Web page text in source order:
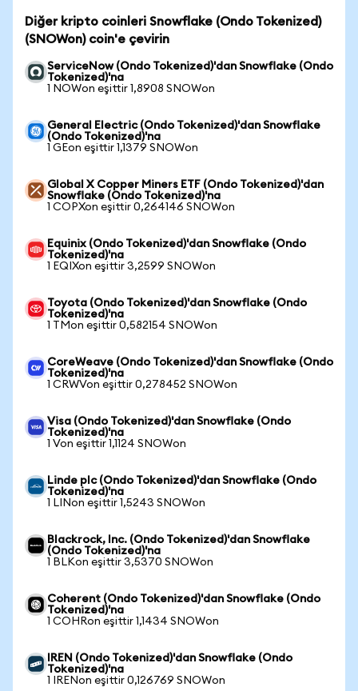
Diğer kripto coinleri Snowflake (Ondo Tokenized)
(SNOWon) coin'e çevirin
ServiceNow (Ondo Tokenized)'dan Snowflake (Ondo
Tokenized)'na
1 NOWon eşittir 1,8908 SNOWon
General Electric (Ondo Tokenized)'dan Snowflake
(Ondo Tokenized)'na
1 GEon eşittir 1,1379 SNOWon
Global X Copper Miners ETF (Ondo Tokenized)'dan
Snowflake (Ondo Tokenized)'na
1 COPXon eşittir 0,264146 SNOWon
Equinix (Ondo Tokenized)'dan Snowflake (Ondo
Tokenized)'na
1 EQIXon eşittir 3,2599 SNOWon
Toyota (Ondo Tokenized)'dan Snowflake (Ondo
Tokenized)'na
1 TMon eşittir 0,582154 SNOWon
CoreWeave (Ondo Tokenized)'dan Snowflake (Ondo
Tokenized)'na
1 CRWVon eşittir 0,278452 SNOWon
Visa (Ondo Tokenized)'dan Snowflake (Ondo
Tokenized)'na
1 Von eşittir 1,1124 SNOWon
Linde plc (Ondo Tokenized)'dan Snowflake (Ondo
Tokenized)'na
1 LINon eşittir 1,5243 SNOWon
Blackrock, Inc. (Ondo Tokenized)'dan Snowflake
(Ondo Tokenized)'na
1 BLKon eşittir 3,5370 SNOWon
Coherent (Ondo Tokenized)'dan Snowflake (Ondo
Tokenized)'na
1 COHRon eşittir 1,1434 SNOWon
IREN (Ondo Tokenized)'dan Snowflake (Ondo
Tokenized)'na
1 IRENon eşittir 0,126769 SNOWon